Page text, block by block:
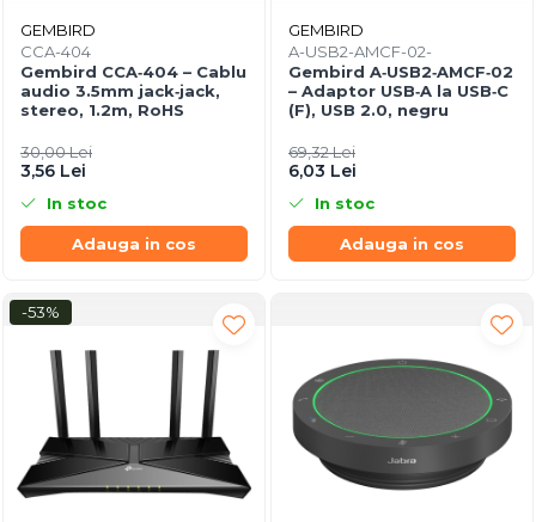
GEMBIRD
CCA-404
Gembird CCA‑404 – Cablu
audio 3.5mm jack‑jack,
stereo, 1.2m, RoHS
30,00 Lei
3,56 Lei
In stoc
Adauga in cos
GEMBIRD
A-USB2-AMCF-02-
Gembird A‑USB2‑AMCF‑02
– Adaptor USB‑A la USB‑C
(F), USB 2.0, negru
69,32 Lei
6,03 Lei
In stoc
Adauga in cos
-53%